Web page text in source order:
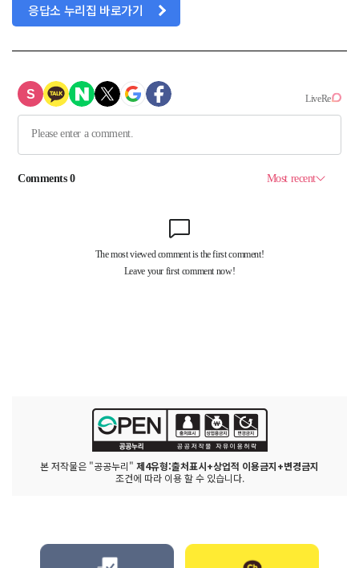
응답소 누리집 바로가기
본 저작물은 "공공누리" 제4유형:출처표시+상업적 이용금지+변경금지
조건에 따라 이용 할 수 있습니다.